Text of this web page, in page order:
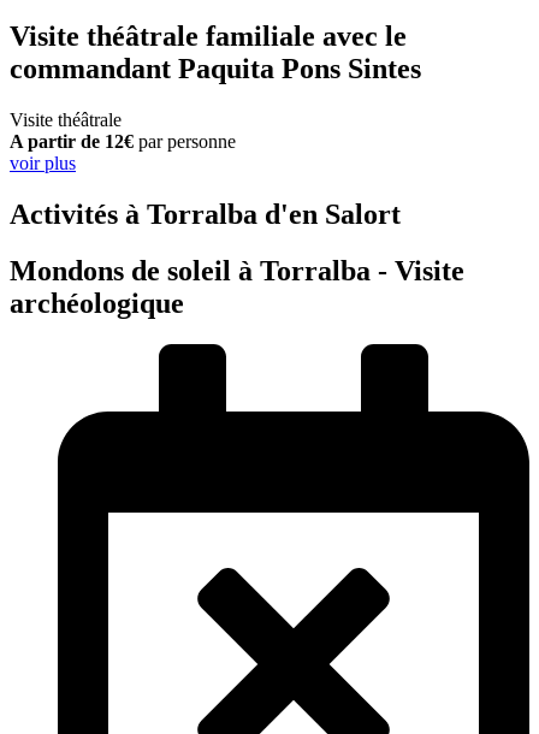
Visite théâtrale familiale avec le
commandant Paquita Pons Sintes
Visite théâtrale
A partir de 12€ par personne
voir plus
Activités à Torralba d'en Salort
Mondons de soleil à Torralba - Visite
archéologique